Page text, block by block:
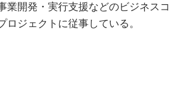
業開発・実行支援などのビジネスコ
ロジェクトに従事している。